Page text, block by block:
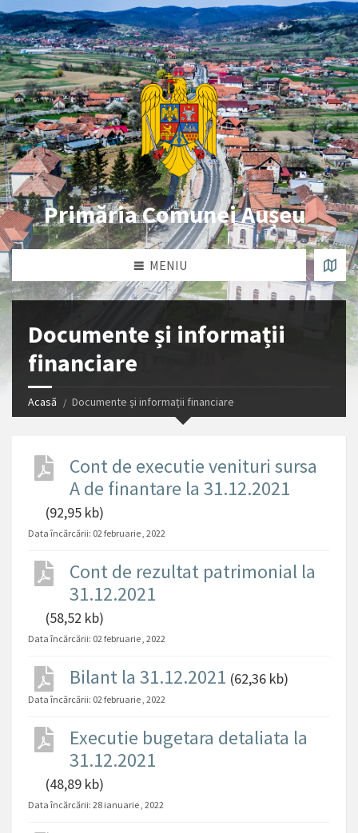
Primăria Comunei Aușeu
MENIU
Documente și informații
financiare
Acasă Documente și informații financiare
Cont de executie venituri sursa
A de finantare la 31.12.2021
(92,95 kb)
Data încărcării: 02 februarie , 2022
Cont de rezultat patrimonial la
31.12.2021
(58,52 kb)
Data încărcării: 02 februarie , 2022
Bilant la 31.12.2021 (62,36 kb)
Data încărcării: 02 februarie , 2022
Executie bugetara detaliata la
31.12.2021
(48,89 kb)
Data încărcării: 28 ianuarie , 2022